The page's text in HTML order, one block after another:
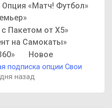
Опция «Матч! Футбол»
Пакетом от X5»
на Самокаты»
Новое
подписка опции Свои
назад